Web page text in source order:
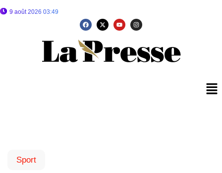
9 août 2026 03:49
Sport